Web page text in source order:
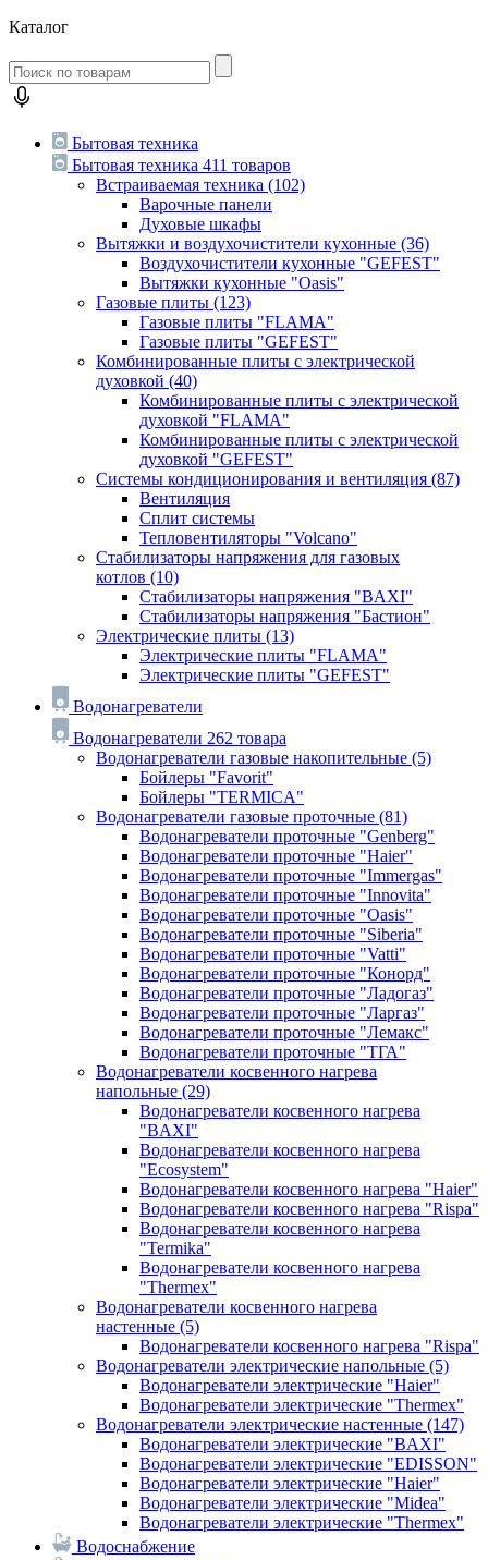
Каталог
Бытовая техника
Бытовая техника 411 товаров
Встраиваемая техника (102)
Варочные панели
Духовые шкафы
Вытяжки и воздухочистители кухонные (36)
Воздухочистители кухонные "GEFEST"
Вытяжки кухонные "Oasis"
Газовые плиты (123)
Газовые плиты "FLAMA"
Газовые плиты "GEFEST"
Комбинированные плиты с электрической
духовкой (40)
Комбинированные плиты с электрической
духовкой "FLAMA"
Комбинированные плиты с электрической
духовкой "GEFEST"
Системы кондиционирования и вентиляция (87)
Вентиляция
Сплит системы
Тепловентиляторы "Volcano"
Стабилизаторы напряжения для газовых
котлов (10)
Стабилизаторы напряжения "BAXI"
Стабилизаторы напряжения "Бастион"
Электрические плиты (13)
Электрические плиты "FLAMA"
Электрические плиты "GEFEST"
Водонагреватели
Водонагреватели 262 товара
Водонагреватели газовые накопительные (5)
Бойлеры "Favorit"
Бойлеры "TERMICA"
Водонагреватели газовые проточные (81)
Водонагреватели проточные "Genberg"
Водонагреватели проточные "Haier"
Водонагреватели проточные "Immergas"
Водонагреватели проточные "Innovita"
Водонагреватели проточные "Oasis"
Водонагреватели проточные "Siberia"
Водонагреватели проточные "Vatti"
Водонагреватели проточные "Конорд"
Водонагреватели проточные "Ладогаз"
Водонагреватели проточные "Ларгаз"
Водонагреватели проточные "Лемакс"
Водонагреватели проточные "ТГА"
Водонагреватели косвенного нагрева
напольные (29)
Водонагреватели косвенного нагрева
"BAXI"
Водонагреватели косвенного нагрева
"Ecosystem"
Водонагреватели косвенного нагрева "Haier"
Водонагреватели косвенного нагрева "Rispa"
Водонагреватели косвенного нагрева
"Termika"
Водонагреватели косвенного нагрева
"Thermex"
Водонагреватели косвенного нагрева
настенные (5)
Водонагреватели косвенного нагрева "Rispa"
Водонагреватели электрические напольные (5)
Водонагреватели электрические "Haier"
Водонагреватели электрические "Thermex"
Водонагреватели электрические настенные (147)
Водонагреватели электрические "BAXI"
Водонагреватели электрические "EDISSON"
Водонагреватели электрические "Haier"
Водонагреватели электрические "Midea"
Водонагреватели электрические "Thermex"
Водоснабжение